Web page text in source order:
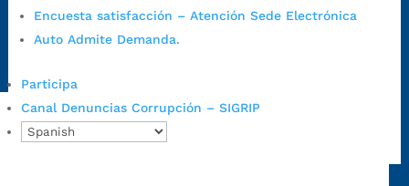
Encuesta satisfacción – Atención Sede Electrónica
Auto Admite Demanda.
Participa
Canal Denuncias Corrupción – SIGRIP
Emergencia:
https://emergencia.bucaramanga.gov.co/
Radique aquí su queja disciplinaria:
1/secretarias/oficina-de-control-interno-disciplinario/